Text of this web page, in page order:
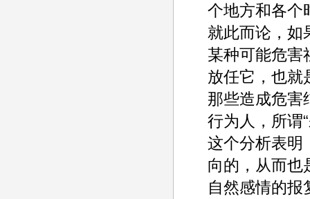
个地方和各个
就此而论，如
某种可能危害
放任它，也就
那些造成危害
行为人，所谓
这个分析表明
向的，从而也
自然感情的报